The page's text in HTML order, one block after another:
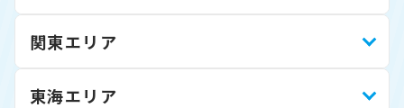
関東エリア
東海エリア